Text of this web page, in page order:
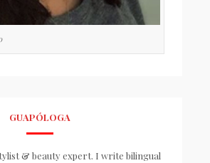
GUAPÓLOGA
& beauty expert. I write bilingual